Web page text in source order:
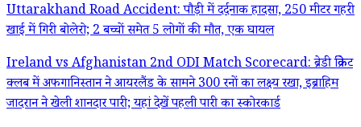
Uttarakhand Road Accident: पौड़ी में दर्दनाक हादसा, 250 मीटर गहरी
खाई में गिरी बोलेरो; 2 बच्चों समेत 5 लोगों की मौत, एक घायल
Ireland vs Afghanistan 2nd ODI Match Scorecard: ब्रेडी क्रिकेट
क्लब में अफगानिस्तान ने आयरलैंड के सामने 300 रनों का लक्ष्य रखा, इब्राहिम
जादरान ने खेली शानदार पारी; यहां देखें पहली पारी का स्कोरकार्ड